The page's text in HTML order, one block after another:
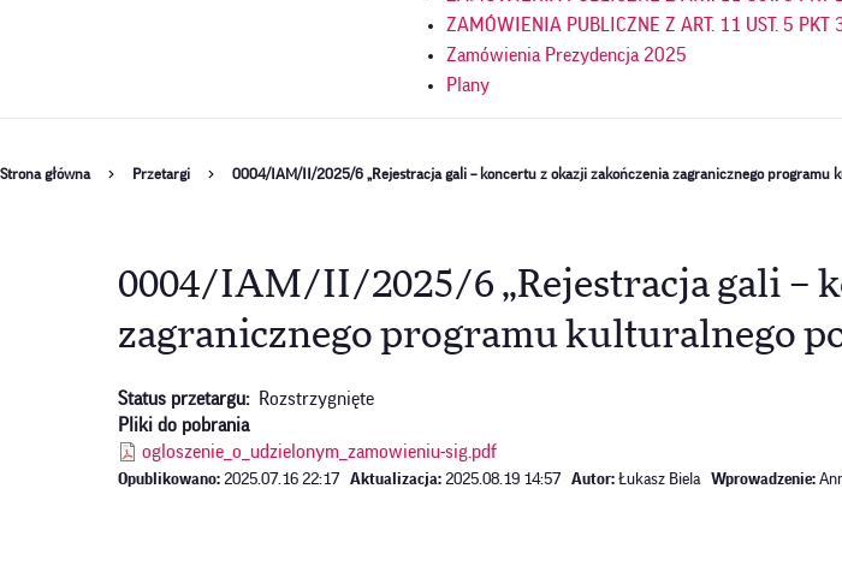
ZAMÓWIENIA PUBLICZNE Z ART. 11 UST. 5 PKT
Zamówienia Prezydencja 2025
Plany
Ścieżka
Strona główna Przetargi 0004/IAM/II/2025/6 „Rejestracja gali – koncertu z okazji zakończenia zagranicznego programu
0004/IAM/II/2025/6 „Rejestracja gali –
zagranicznego programu kulturalnego
Status przetargu
Rozstrzygnięte
Pliki do pobrania
ogloszenie_o_udzielonym_zamowieniu-sig.pdf
Opublikowano: 2025.07.16 22:17 Aktualizacja: 2025.08.19 14:57 Autor: Łukasz Biela Wprowadzenie: